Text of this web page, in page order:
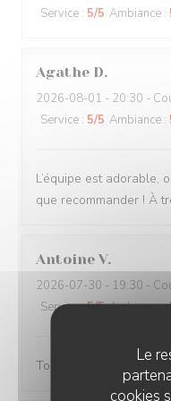
Le
cookies
Service : 5/5 Ambiance :
Agathe D
2026-08-01 - 20:30 -
Service : 5/5 Ambiance :
L’équipe est adorable,
que recommander ! À
Antoine V
2026-07-30 - 19:30 -
Service:5/5 Ambiance:
Toujours servi avec